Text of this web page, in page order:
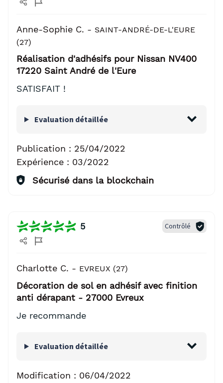
Anne-Sophie C. - SAINT-ANDRÉ-DE-L'EURE
(27)
Réalisation d'adhésifs pour Nissan NV400
17220 Saint André de l'Eure
SATISFAIT !
Evaluation détaillée
Publication : 25/04/2022
Expérience : 03/2022
Sécurisé dans la blockchain
5 Contrôlé
Charlotte C. - EVREUX (27)
Décoration de sol en adhésif avec finition
anti dérapant - 27000 Evreux
Je recommande
Evaluation détaillée
Modification : 06/04/2022